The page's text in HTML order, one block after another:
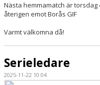
Nästa hemmamatch är torsdag
återigen emot Borås GIF
Varmt välkomna då!
Serieledare
2025-11-22 10:04